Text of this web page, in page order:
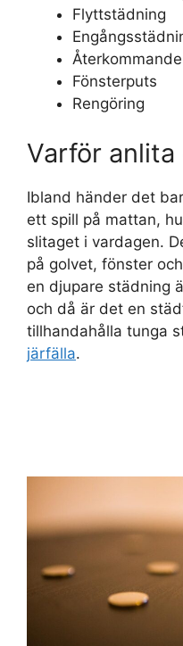
Flyttstädning
Fönsterputs
Rengöring
Varför
Ibland händer det
ett spill på mattan,
slitaget i vardagen.
på golvet, fönster
en djupare städning
och då är det en
tillhandahålla tunga
järfälla.